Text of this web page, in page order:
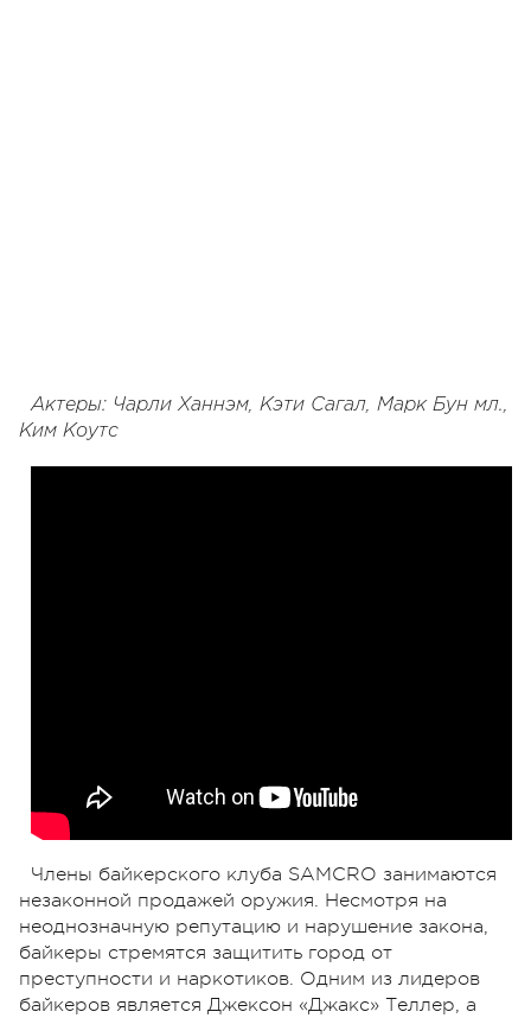
Актеры: Чарли Ханнэм, Кэти Сагал, Марк Бун мл.,
Ким Коутс
Члены байкерского клуба SAMCRO занимаются
незаконной продажей оружия. Несмотря на
неоднозначную репутацию и нарушение закона,
байкеры стремятся защитить город от
преступности и наркотиков. Одним из лидеров
байкеров является Джексон «Джакс» Теллер, а